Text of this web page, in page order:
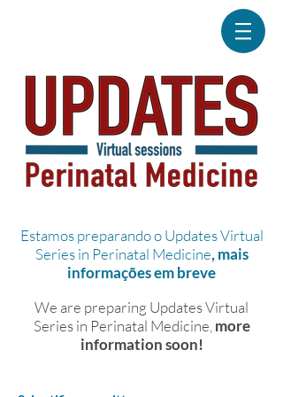
Estamos preparando o Updates Virtual
Series in Perinatal Medicine, mais
informações em breve
We are preparing Updates Virtual
Series in Perinatal Medicine, more
information soon!